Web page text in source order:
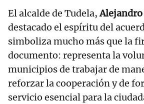
El alcalde de Tudela,
destacado el espíritu del
simboliza mucho más que la
documento: representa la
municipios de trabajar de
reforzar la cooperación y de
servicio esencial para la